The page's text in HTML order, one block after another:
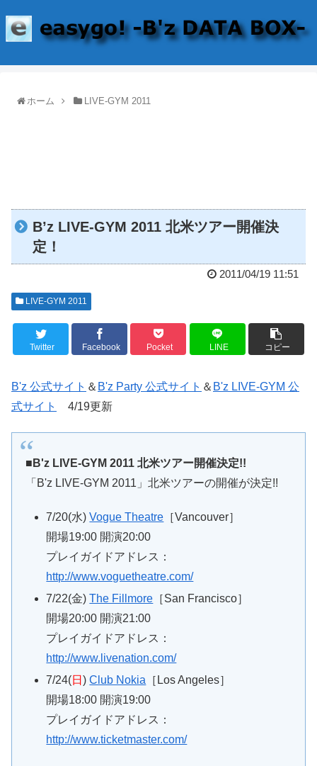
ホーム LIVE-GYM 2011
B’z LIVE-GYM 2011 北米ツアー開催決
定！
2011/04/19 11:51
LIVE-GYM 2011
Twitter Facebook Pocket LINE コピー
B'z 公式サイト ＆ B'z Party 公式サイト ＆ B'z LIVE-GYM 公
式サイト
4/19更新
■B'z LIVE-GYM 2011 北米ツアー開催決定!!
「B'z LIVE-GYM 2011」北米ツアーの開催が決定!!
7/20(水)Vogue Theatre ［Vancouver］
開場19:00 開演20:00
プレイガイドアドレス：
http://www.voguetheatre.com/
7/22(金)The Fillmore ［San Francisco］
開場20:00 開演21:00
プレイガイドアドレス：
http://www.livenation.com/
7/24(日)Club Nokia ［Los Angeles］
開場18:00 開演19:00
プレイガイドアドレス：
http://www.ticketmaster.com/